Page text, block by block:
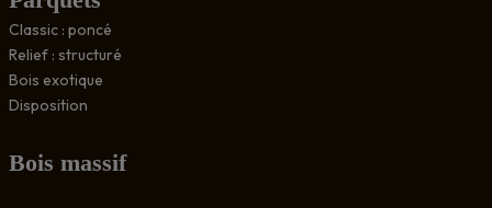
Classic : poncé
Relief : structuré
Bois exotique
Disposition
Bois massif